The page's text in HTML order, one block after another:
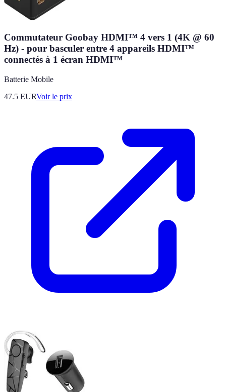
Commutateur Goobay HDMI™ 4 vers 1 (4K @ 60
Hz) - pour basculer entre 4 appareils HDMI™
connectés à 1 écran HDMI™
Batterie Mobile
47.5 EURVoir le prix